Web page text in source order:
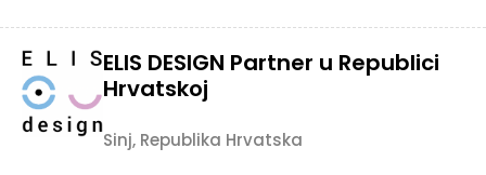
ELIS DESIGN Partner u Republici
Hrvatskoj
Sinj, Republika Hrvatska